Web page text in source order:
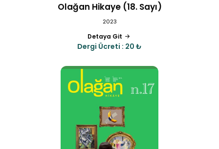
Olağan Hikaye (18. Sayı)
2023
Detaya Git
Dergi Ücreti : 20 ₺